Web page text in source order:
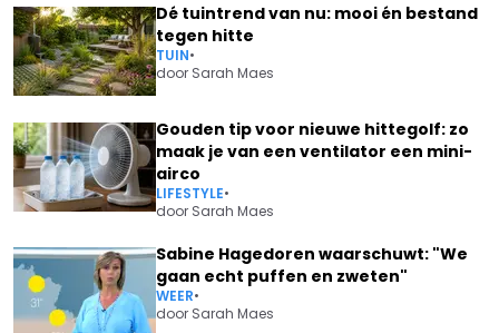
Dé tuintrend van nu: mooi én bestand
tegen hitte
TUIN•
door Sarah Maes
Gouden tip voor nieuwe hittegolf: zo
maak je van een ventilator een mini-
airco
LIFESTYLE•
door Sarah Maes
Sabine Hagedoren waarschuwt: "We
gaan echt puffen en zweten"
WEER•
door Sarah Maes